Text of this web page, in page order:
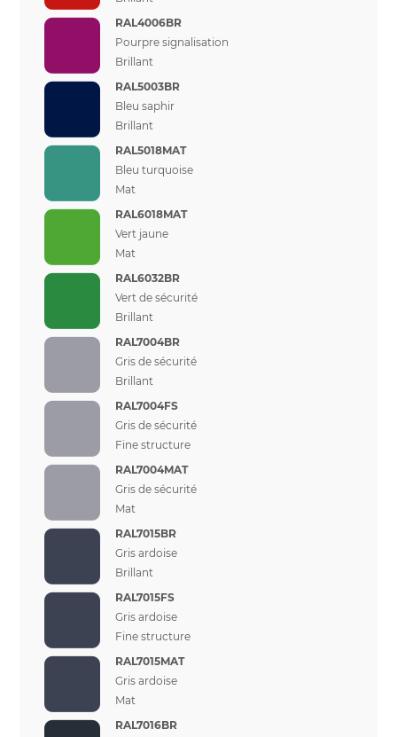
RAL4006BR
Pourpre signalisation
Brillant
RAL5003BR
Bleu saphir
Brillant
RAL5018MAT
Bleu turquoise
Mat
RAL6018MAT
Vert jaune
Mat
RAL6032BR
Vert de sécurité
Brillant
RAL7004BR
Gris de sécurité
Brillant
RAL7004FS
Gris de sécurité
Fine structure
RAL7004MAT
Gris de sécurité
Mat
RAL7015BR
Gris ardoise
Brillant
RAL7015FS
Gris ardoise
Fine structure
RAL7015MAT
Gris ardoise
Mat
RAL7016BR